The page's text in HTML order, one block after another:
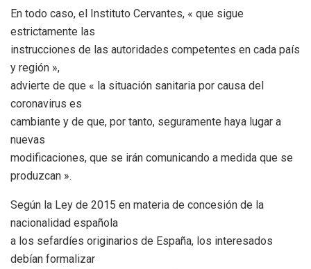
En todo caso, el Instituto Cervantes, « que sigue
estrictamente las
instrucciones de las autoridades competentes en cada país
y región »,
advierte de que « la situación sanitaria por causa del
coronavirus es
cambiante y de que, por tanto, seguramente haya lugar a
nuevas
modificaciones, que se irán comunicando a medida que se
produzcan ».
Según la Ley de 2015 en materia de concesión de la
nacionalidad española
a los sefardíes originarios de España, los interesados
debían formalizar